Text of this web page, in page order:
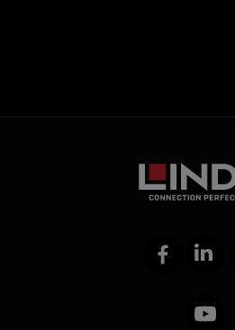
FacebookLinkedIn
YouTube